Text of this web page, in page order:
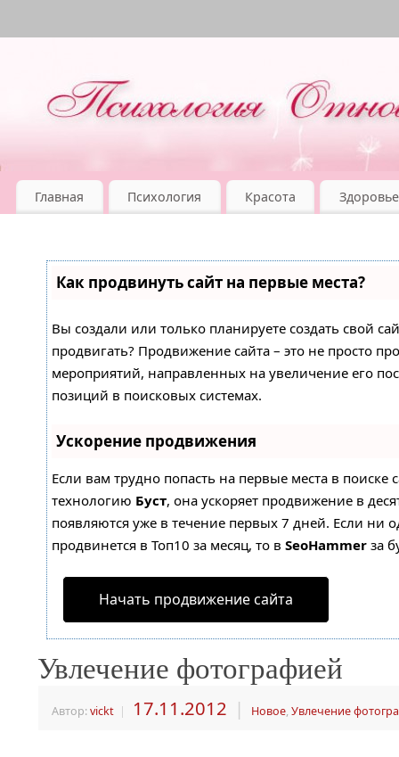
Главная Психология Красота Здоровье
Как продвинуть сайт на первые места?
Вы создали или только планируете создать свой
продвигать? Продвижение сайта – это не просто
мероприятий, направленных на увеличение его
позиций в поисковых системах.
Ускорение продвижения
Если вам трудно попасть на первые места в поиске
технологию Буст, она ускоряет продвижение в
появляются уже в течение первых 7 дней. Если ни
продвинется в Топ10 за месяц, то в SeoHammer за
Начать продвижение сайта
Увлечение фотографией
Автор:vickt | 17.11.2012 | Новое, Увлечение